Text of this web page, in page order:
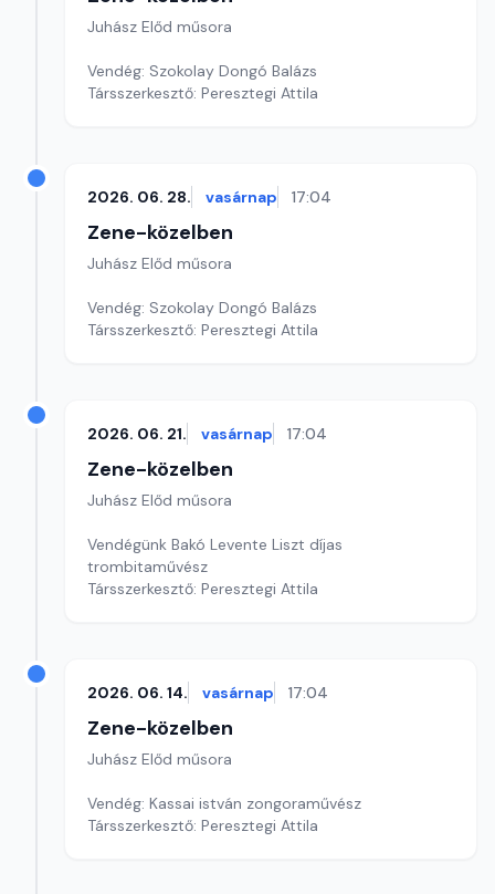
Juhász Előd műsora
Vendég: Szokolay Dongó Balázs
Társszerkesztő: Peresztegi Attila
2026. 06. 28. vasárnap 17:04
Zene-közelben
Juhász Előd műsora
Vendég: Szokolay Dongó Balázs
Társszerkesztő: Peresztegi Attila
2026. 06. 21. vasárnap 17:04
Zene-közelben
Juhász Előd műsora
Vendégünk Bakó Levente Liszt díjas
trombitaművész
Társszerkesztő: Peresztegi Attila
2026. 06. 14. vasárnap 17:04
Zene-közelben
Juhász Előd műsora
Vendég: Kassai istván zongoraművész
Társszerkesztő: Peresztegi Attila